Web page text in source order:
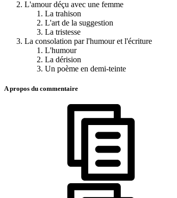
L'amour déçu avec une femme
La trahison
L'art de la suggestion
La tristesse
La consolation par l'humour et l'écriture
L'humour
La dérision
Un poème en demi-teinte
A propos du commentaire